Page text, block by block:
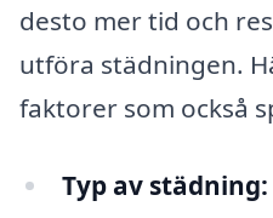
desto mer tid och
utföra städningen.
faktorer som också
Typ av städning: